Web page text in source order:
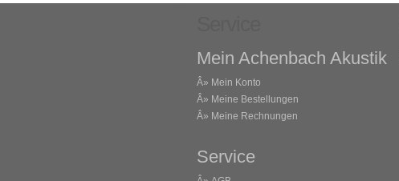
Mein Achenbach Akustik
Â» Mein Konto
Â» Meine Bestellungen
Â» Meine Rechnungen
Service